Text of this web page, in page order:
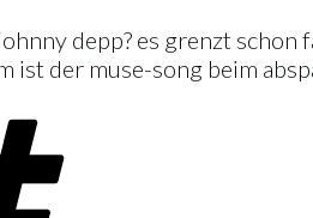
depp? es grenzt
ist der muse-song beim